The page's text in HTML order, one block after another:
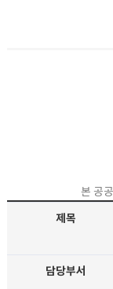
본 공